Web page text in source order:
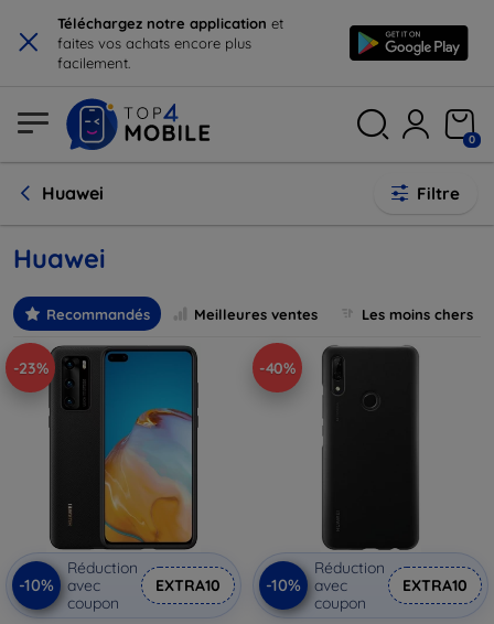
× Téléchargez notre application et
faites vos achats encore plus
facilement.
0
Huawei Filtre
Huawei
Recommandés Meilleures ventes Les moins chers
-23%
-10%
Réduction
avec
coupon
EXTRA10
-40%
-10%
Réduction
avec
coupon
EXTRA10